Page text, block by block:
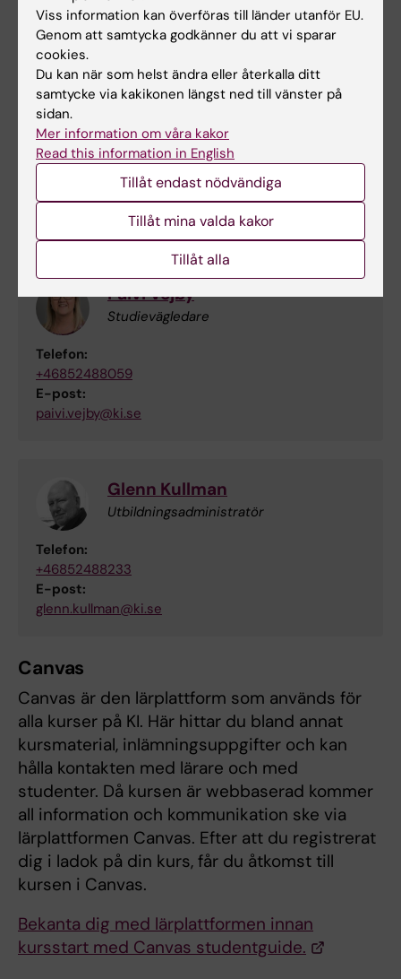
rebecca.popenoe@ki.se
Kay Sundberg
Telefon:
+46852483572
E-post:
kay.sundberg@ki.se
Päivi Vejby
Studievägledare
Telefon:
+46852488059
E-post:
paivi.vejby@ki.se
Glenn Kullman
Utbildningsadministratör
Telefon:
+46852488233
E-post:
glenn.kullman@ki.se
Canvas
Canvas är den lärplattform som används för
alla kurser på KI. Här hittar du bland annat
kursmaterial, inlämningsuppgifter och kan
hålla kontakten med lärare och med
studenter. Då kursen är webbaserad kommer
all information och kommunikation ske via
lärplattformen Canvas. Efter att du registrerat
dig i ladok på din kurs, får du åtkomst till
kursen i Canvas.
Bekanta dig med lärplattformen innan
kursstart med Canvas studentguide.
Viss information kan överföras till länder utanför EU.
Genom att samtycka godkänner du att vi sparar
cookies.
Du kan när som helst ändra eller återkalla ditt
samtycke via kakikonen längst ned till vänster på
sidan.
Mer information om våra kakor
Read this information in English
Tillåt endast nödvändiga
Tillåt mina valda kakor
Tillåt alla